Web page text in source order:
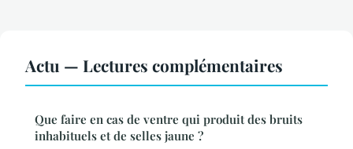
Actu — Lectures complémentaires
Que faire en cas de ventre qui produit des bruits
inhabituels et de selles jaune ?